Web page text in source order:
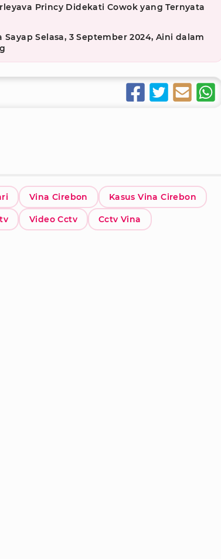
Princy Didekati Cowok yang Ternyata
Selasa, 3 September 2024, Aini dalam
Vina Cirebon Kasus Vina Cirebon
Video Cctv Cctv Vina